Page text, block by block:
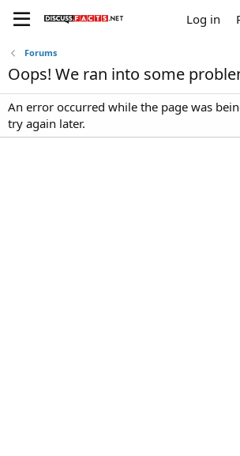
Log in
Forums
Oops! We ran into some
An error occurred while the page was
try again later.